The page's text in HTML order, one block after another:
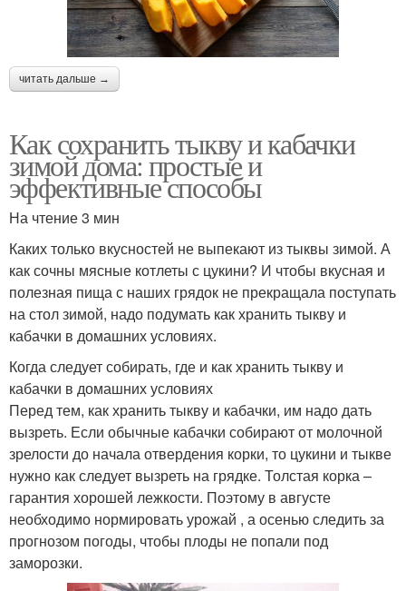
читать дальше →
Как сохранить тыкву и кабачки
зимой дома: простые и
эффективные способы
На чтение 3 мин
Каких только вкусностей не выпекают из тыквы зимой. А
как сочны мясные котлеты с цукини? И чтобы вкусная и
полезная пища с наших грядок не прекращала поступать
на стол зимой, надо подумать как хранить тыкву и
кабачки в домашних условиях.
Когда следует собирать, где и как хранить тыкву и
кабачки в домашних условиях
Перед тем, как хранить тыкву и кабачки, им надо дать
вызреть. Если обычные кабачки собирают от молочной
зрелости до начала отвердения корки, то цукини и тыкве
нужно как следует вызреть на грядке. Толстая корка –
гарантия хорошей лежкости. Поэтому в августе
необходимо нормировать урожай , а осенью следить за
прогнозом погоды, чтобы плоды не попали под
заморозки.